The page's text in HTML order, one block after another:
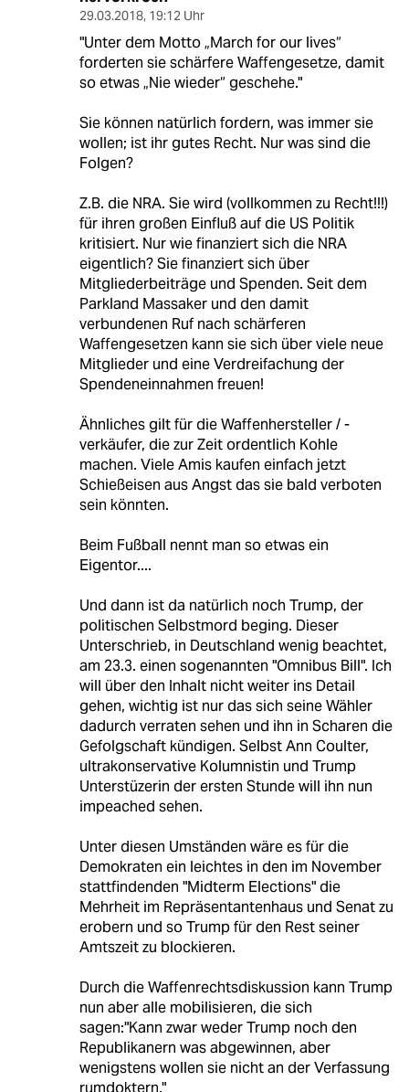
29.03.2018, 19:12 Uhr
"Unter dem Motto „March for our lives“
forderten sie schärfere Waffengesetze, damit
so etwas „Nie wieder“ geschehe."
Sie können natürlich fordern, was immer sie
wollen; ist ihr gutes Recht. Nur was sind die
Folgen?
Z.B. die NRA. Sie wird (vollkommen zu Recht!!!)
für ihren großen Einfluß auf die US Politik
kritisiert. Nur wie finanziert sich die NRA
eigentlich? Sie finanziert sich über
Mitgliederbeiträge und Spenden. Seit dem
Parkland Massaker und den damit
verbundenen Ruf nach schärferen
Waffengesetzen kann sie sich über viele neue
Mitglieder und eine Verdreifachung der
Spendeneinnahmen freuen!
Ähnliches gilt für die Waffenhersteller / -
verkäufer, die zur Zeit ordentlich Kohle
machen. Viele Amis kaufen einfach jetzt
Schießeisen aus Angst das sie bald verboten
sein könnten.
Beim Fußball nennt man so etwas ein
Eigentor....
Und dann ist da natürlich noch Trump, der
politischen Selbstmord beging. Dieser
Unterschrieb, in Deutschland wenig beachtet,
am 23.3. einen sogenannten "Omnibus Bill". Ich
will über den Inhalt nicht weiter ins Detail
gehen, wichtig ist nur das sich seine Wähler
dadurch verraten sehen und ihn in Scharen die
Gefolgschaft kündigen. Selbst Ann Coulter,
ultrakonservative Kolumnistin und Trump
Unterstüzerin der ersten Stunde will ihn nun
impeached sehen.
Unter diesen Umständen wäre es für die
Demokraten ein leichtes in den im November
stattfindenden "Midterm Elections" die
Mehrheit im Repräsentantenhaus und Senat zu
erobern und so Trump für den Rest seiner
Amtszeit zu blockieren.
Durch die Waffenrechtsdiskussion kann Trump
nun aber alle mobilisieren, die sich
sagen:"Kann zwar weder Trump noch den
Republikanern was abgewinnen, aber
wenigstens wollen sie nicht an der Verfassung
rumdoktern."